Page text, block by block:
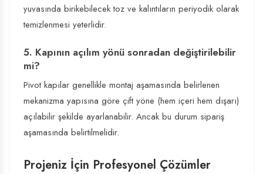
yuvasında birikebilecek toz ve kalıntıların periyodik olarak
temizlenmesi yeterlidir.
5. Kapının açılım yönü sonradan değiştirilebilir
mi?
Pivot kapılar genellikle montaj aşamasında belirlenen
mekanizma yapısına göre çift yöne (hem içeri hem dışarı)
açılabilir şekilde ayarlanabilir. Ancak bu durum sipariş
aşamasında belirtilmelidir.
Projeniz İçin Profesyonel Çözümler